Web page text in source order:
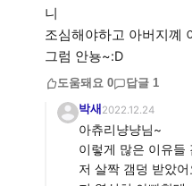
니
조심해야하고 아버지꼐
그럼 안뇽~:D
도움돼요 0 답글 1
박새 2022.12.24
아츄리냥냥님~
이렇게 많은 이유들
저 살짝 갬덩 받았어